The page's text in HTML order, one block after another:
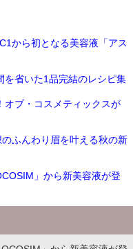
から初となる美容液「アス
を省いた1品完結のレシピ集
オブ・コスメティックスが
ふんわり眉を叶える秋の新
」から新美容液が登